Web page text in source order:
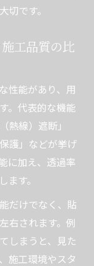
快適性を両
と信頼性を
とサポート
施工の選び方
切です。
工品質の比
性能があり、用
。代表的な機能
熱線）遮断」
護」などが挙げ
に加え、透過率
す。
だけでなく、貼
右されます。例
しまうと、見た
施工環境やスタ